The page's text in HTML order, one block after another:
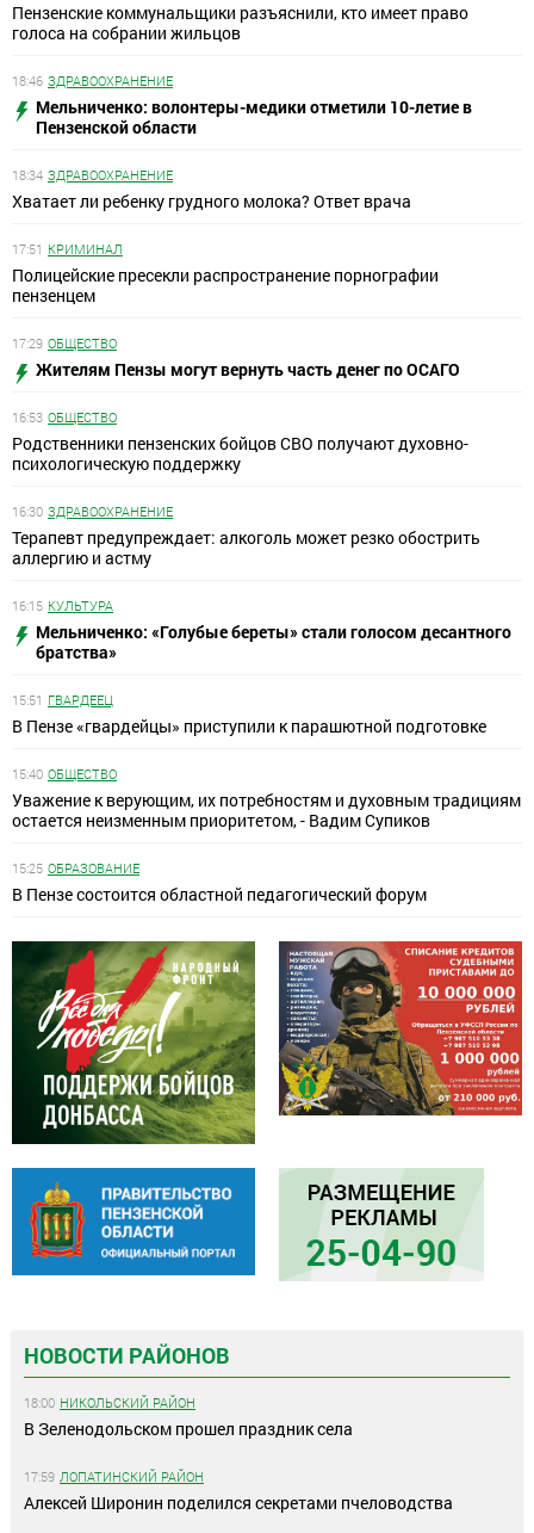
Пензенские коммунальщики разъяснили, кто имеет право
голоса на собрании жильцов
18:46 ЗДРАВООХРАНЕНИЕ
Мельниченко: волонтеры-медики отметили 10-летие в
Пензенской области
18:34 ЗДРАВООХРАНЕНИЕ
Хватает ли ребенку грудного молока? Ответ врача
17:51 КРИМИНАЛ
Полицейские пресекли распространение порнографии
пензенцем
17:29 ОБЩЕСТВО
Жителям Пензы могут вернуть часть денег по ОСАГО
16:53 ОБЩЕСТВО
Родственники пензенских бойцов СВО получают духовно-
психологическую поддержку
16:30 ЗДРАВООХРАНЕНИЕ
Терапевт предупреждает: алкоголь может резко обострить
аллергию и астму
16:15 КУЛЬТУРА
Мельниченко: «Голубые береты» стали голосом десантного
братства»
15:51 ГВАРДЕЕЦ
В Пензе «гвардейцы» приступили к парашютной подготовке
15:40 ОБЩЕСТВО
Уважение к верующим, их потребностям и духовным традициям
остается неизменным приоритетом, - Вадим Супиков
15:25 ОБРАЗОВАНИЕ
В Пензе состоится областной педагогический форум
НОВОСТИ РАЙОНОВ
18:00 НИКОЛЬСКИЙ РАЙОН
В Зеленодольском прошел праздник села
17:59 ЛОПАТИНСКИЙ РАЙОН
Алексей Широнин поделился секретами пчеловодства